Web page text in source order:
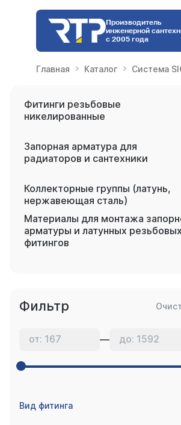
Производитель
инженерной
с 2005 года
Главная Каталог Система
Фитинги резьбовые
никелированные
Запорная арматура для
радиаторов и сантехники
Коллекторные группы (латунь,
нержавеющая сталь)
Материалы для монтажа
арматуры и латунных резьбовых
фитингов
Фильтр
—
Вид фитинга